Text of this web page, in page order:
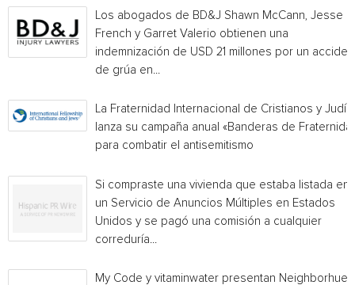
Los abogados de BD&J Shawn McCann, Jesse
French y Garret Valerio obtienen una
indemnización de USD 21 millones por un
de grúa en...
La Fraternidad Internacional de Cristianos y
lanza su campaña anual «Banderas de
para combatir el antisemitismo
Si compraste una vivienda que estaba listada en
un Servicio de Anuncios Múltiples en Estados
Unidos y se pagó una comisión a cualquier
correduría...
My Code y vitaminwater presentan Neighborhue: